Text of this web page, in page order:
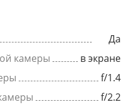
Да
камеры
в экране
f/1.4
f/2.2